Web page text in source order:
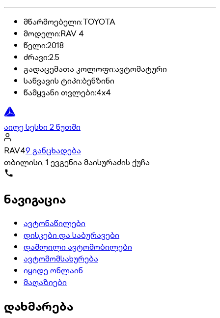
მწარმოებელი:TOYOTA
მოდელი:RAV 4
წელი:2018
ძრავი:2.5
გადაცემათა კოლოფი:ავტომატური
საწვავის ტიპი:ბენზინი
წამყვანი თვლები:4x4
აიღე სესხი 2 წუთში
RAV49 განცხადება
თბილისი, 1 ევგენია მაისურაძის ქუჩა
ნავიგაცია
ავტონაწილები
დისკები და საბურავები
დაშლილი ავტომობილები
ავტომომსახურება
იყიდე ონლაინ
მაღაზიები
დახმარება